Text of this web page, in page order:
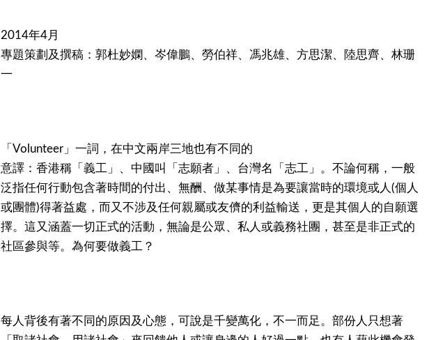
2014年4月
專題策劃及撰稿：郭杜妙嫻、岑偉鵬、勞伯祥、馮兆雄、方思潔、陸思齊、林珊
一
「Volunteer」一詞，在中文兩岸三地也有不同的
意譯：香港稱「義工」、中國叫「志願者」、台灣名「志工」。不論何稱，一般
泛指任何行動包含著時間的付出、無酬、做某事情是為要讓當時的環境或人(個人
或團體)得著益處，而又不涉及任何親屬或友儕的利益輸送，更是其個人的自願選
擇。這又涵蓋一切正式的活動，無論是公眾、私人或義務社團，甚至是非正式的
社區參與等。為何要做義工？
每人背後有著不同的原因及心態，可說是千變萬化，不一而足。部份人只想著